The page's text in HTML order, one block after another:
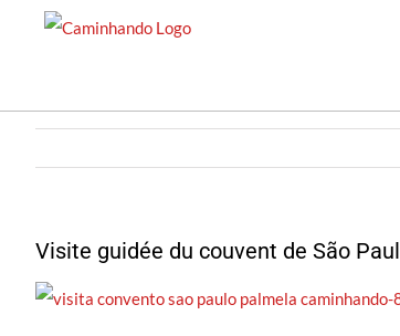
Visite guidée du couvent de São